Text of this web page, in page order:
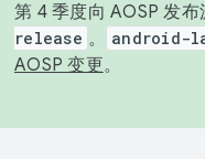
第 4 季度向 AOSP 发
release 。 android-
AOSP 变更。